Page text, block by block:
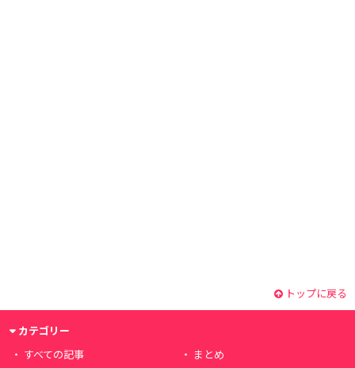
トップに戻る
カテゴリー
すべての記事
まとめ